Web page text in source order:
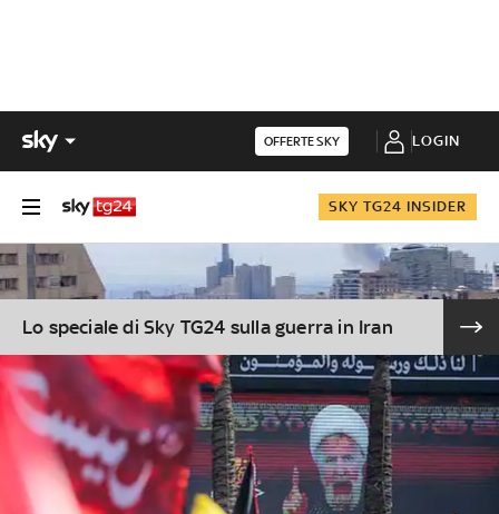
OFFERTE SKY LOGIN
SKY TG24 INSIDER
Lo speciale di Sky TG24 sulla guerra in Iran